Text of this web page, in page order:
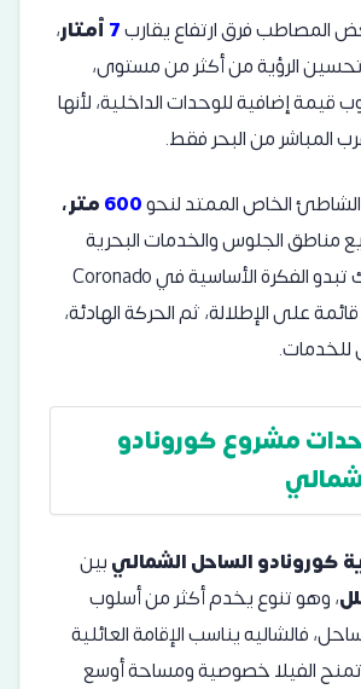
المصاطب فرق ارتفاع يقارب أمتار،
الرؤية من أكثر من مستوى،
قيمة إضافية للوحدات الداخلية، لأنها
المباشر من البحر فقط.
الخاص الممتد لنحو600متر،
مناطق الجلوس والخدمات البحرية
بصورة أوضح، لذلك تبدو الفكرة الأساسية في Coronado
على الإطلالة، ثم الحركة الهادئة،
للخدمات.
مشروع كورونادو
كورونادو الساحل الشماليبين
، وهو تنوع يخدم أكثر من أسلوب
فالشاليه يناسب الإقامة العائلية
تمنح الفيلا خصوصية ومساحة أوسع